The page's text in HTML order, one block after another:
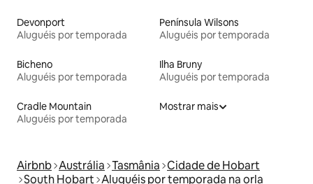
Devonport
Aluguéis por temporada
Península Wilsons
Aluguéis por temporada
Bicheno
Aluguéis por temporada
Ilha Bruny
Aluguéis por temporada
Cradle Mountain
Aluguéis por temporada
Mostrar mais
Airbnb Austrália Tasmânia Cidade de Hobart
South Hobart Aluguéis por temporada na orla